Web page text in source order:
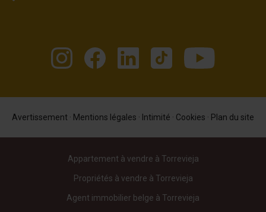
Avertissement · Mentions légales · Intimité · Cookies · Plan du site
Appartement à vendre à Torrevieja
Propriétés à vendre à Torrevieja
Agent immobilier belge à Torrevieja